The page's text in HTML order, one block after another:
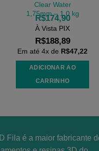
Clear Water
1,75mm – 1,0 kg
R$174,90
À Vista PIX
R$188,89
Em até 4x de R$47,22
ADICIONAR AO
CARRINHO
Fila é a maior fabricante